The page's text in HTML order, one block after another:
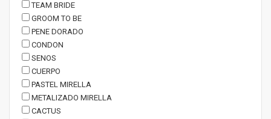
TEAM BRIDE
GROOM TO BE
PENE DORADO
CONDON
SENOS
CUERPO
PASTEL MIRELLA
METALIZADO MIRELLA
CACTUS